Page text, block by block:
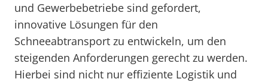
und Gewerbebetriebe sind gefordert,
innovative Lösungen für den
Schneeabtransport zu entwickeln, um den
steigenden Anforderungen gerecht zu werden.
Hierbei sind nicht nur effiziente Logistik und